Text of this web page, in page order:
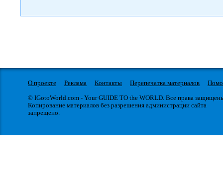
О проекте Реклама Контакты Перепечатка материалов
© IGotoWorld.com - Your GUIDE TO the WORLD. Все права
Копирование материалов без разрешения администрации сайта
запрещено.